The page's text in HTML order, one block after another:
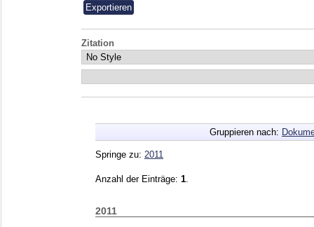
Zitation
Gruppieren nach:
Springe zu: 2011
Anzahl der Einträge: 1
2011